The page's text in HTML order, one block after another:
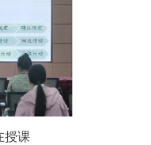
授课